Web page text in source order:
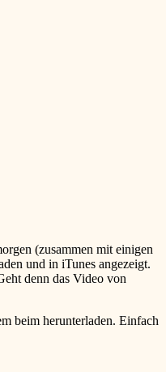
(zusammen mit einigen
und in iTunes angezeigt.
denn das Video von
beim herunterladen. Einfach